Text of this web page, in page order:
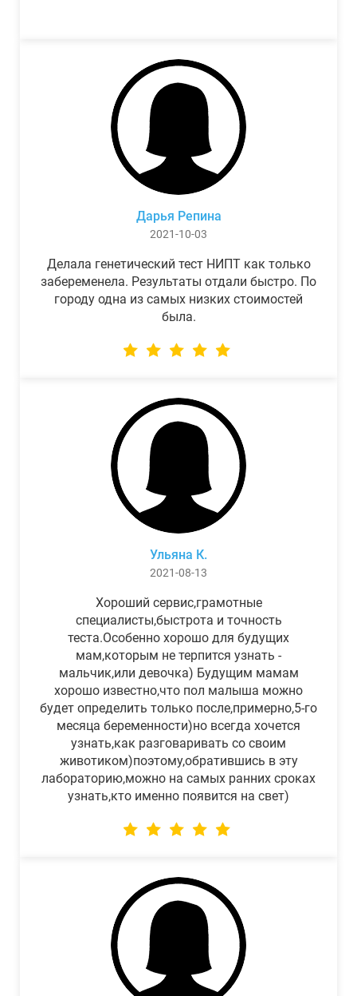
Дарья Репина
2021-10-03
Делала генетический тест НИПТ как только
забеременела. Результаты отдали быстро. По
городу одна из самых низких стоимостей
была.
Ульяна К.
2021-08-13
Хороший сервис,грамотные
специалисты,быстрота и точность
теста.Особенно хорошо для будущих
мам,которым не терпится узнать -
мальчик,или девочка) Будущим мамам
хорошо известно,что пол малыша можно
будет определить только после,примерно,5-го
месяца беременности)но всегда хочется
узнать,как разговаривать со своим
животиком)поэтому,обратившись в эту
лабораторию,можно на самых ранних сроках
узнать,кто именно появится на свет)